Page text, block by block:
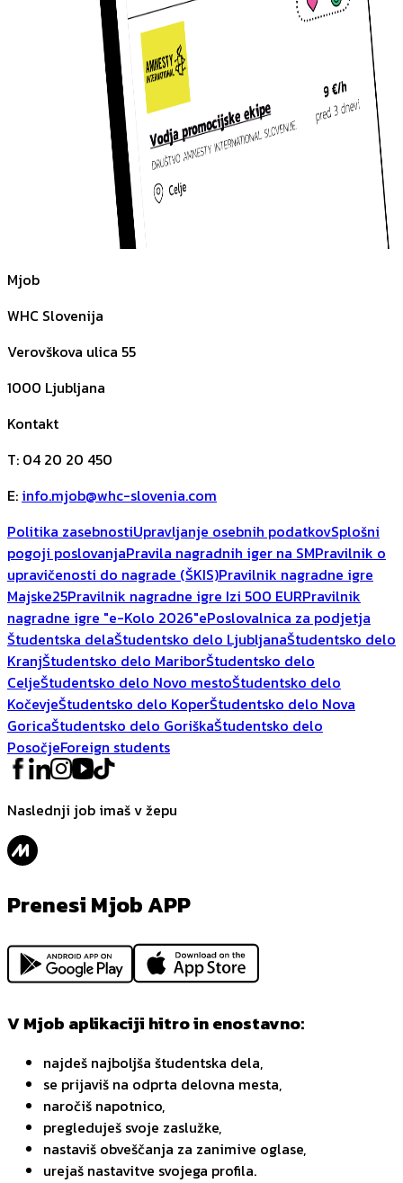
Mjob
WHC Slovenija
Verovškova ulica 55
1000 Ljubljana
Kontakt
T: 04 20 20 450
E: info.mjob@whc-slovenia.com
Politika zasebnostiUpravljanje osebnih podatkovSplošni
pogoji poslovanjaPravila nagradnih iger na SMPravilnik o
upravičenosti do nagrade (ŠKIS)Pravilnik nagradne igre
Majske25Pravilnik nagradne igre Izi 500 EURPravilnik
nagradne igre "e-Kolo 2026"ePoslovalnica za podjetja
Študentska delaŠtudentsko delo LjubljanaŠtudentsko delo
KranjŠtudentsko delo MariborŠtudentsko delo
CeljeŠtudentsko delo Novo mestoŠtudentsko delo
KočevjeŠtudentsko delo KoperŠtudentsko delo Nova
GoricaŠtudentsko delo GoriškaŠtudentsko delo
PosočjeForeign students
Naslednji job imaš v žepu
Prenesi Mjob APP
V Mjob aplikaciji hitro in enostavno:
najdeš najboljša študentska dela,
se prijaviš na odprta delovna mesta,
naročiš napotnico,
pregleduješ svoje zaslužke,
nastaviš obveščanja za zanimive oglase,
urejaš nastavitve svojega profila.